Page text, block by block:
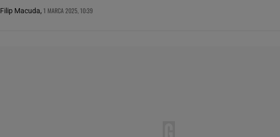
Filip Macuda, 1 MARCA 2025, 10:39